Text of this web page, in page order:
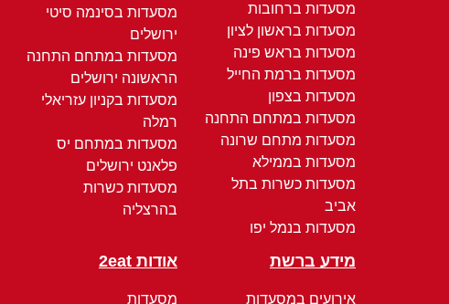
מסעדות ברחובות
מסעדות בראשון לציון
מסעדות בראש פינה
מסעדות ברמת החייל
מסעדות בצפון
מסעדות במתחם התחנה
מסעדות מתחם שרונה
מסעדות בממילא
מסעדות כשרות בתל
אביב
מסעדות בנמל יפו
מסעדות בסינמה סיטי
ירושלים
מסעדות במתחם התחנה
הראשונה ירושלים
מסעדות בקניון עזריאלי
רמלה
מסעדות במתחם יס
פלאנט ירושלים
מסעדות כשרות
בהרצליה
מידע ברשת
אירועים במסעדות
אודות 2eat
מסעדות